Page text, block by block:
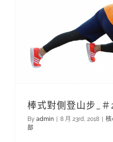
棒式對側登山步_＃
By admin 8 月 23rd, 2018 核
部